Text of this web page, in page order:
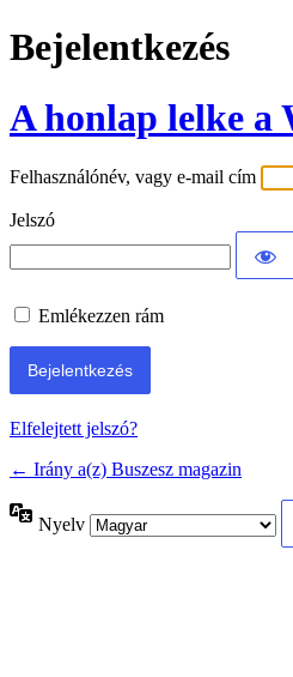
Bejelentkezés
A honlap lelke a
Felhasználónév, vagy e-mail cím
Jelszó
Emlékezzen rám
Elfelejtett jelszó?
← Irány a(z) Buszesz magazin
Nyelv